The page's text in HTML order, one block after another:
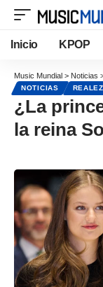
Inicio KPOP
Music Mundial > Noticias
NOTICIAS
¿La
la reina